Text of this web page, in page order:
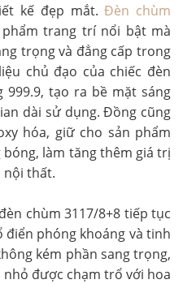
kế đẹp mắt.Đèn chùm
trang trí nổi bật mà
trọng và đẳng cấp trong
chủ đạo của chiếc đèn
999.9, tạo ra bề mặt sáng
dài sử dụng. Đồng cũng
hóa, giữ cho sản phẩm
bóng, làm tăng thêm giá trị
nội thất.
chùm 3117/8+8 tiếp tục
điển phóng khoáng và tinh
kém phần sang trọng,
được chạm trổ với hoa